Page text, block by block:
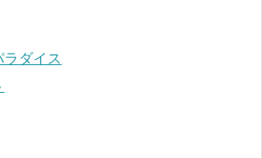
ラダイス